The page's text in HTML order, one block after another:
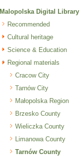
Malopolska Digital Library
Recommended
Cultural heritage
Science & Education
Regional materials
Cracow City
Tarnów City
Małopolska Region
Brzesko County
Wieliczka County
Limanowa County
Tarnów County